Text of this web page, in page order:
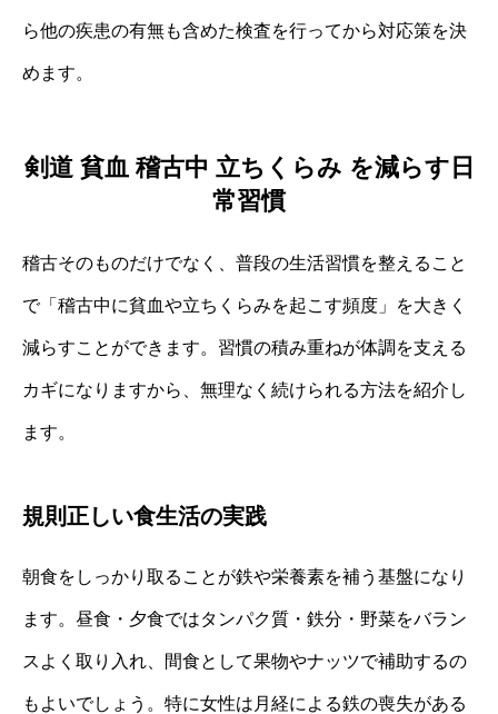
ら他の疾患の有無も含めた検査を行ってから対応策を決
めます。
剣道 貧血 稽古中 立ちくらみ を減らす日
常習慣
稽古そのものだけでなく、普段の生活習慣を整えること
で「稽古中に貧血や立ちくらみを起こす頻度」を大きく
減らすことができます。習慣の積み重ねが体調を支える
カギになりますから、無理なく続けられる方法を紹介し
ます。
規則正しい食生活の実践
朝食をしっかり取ることが鉄や栄養素を補う基盤になり
ます。昼食・夕食ではタンパク質・鉄分・野菜をバラン
スよく取り入れ、間食として果物やナッツで補助するの
もよいでしょう。特に女性は月経による鉄の喪失がある